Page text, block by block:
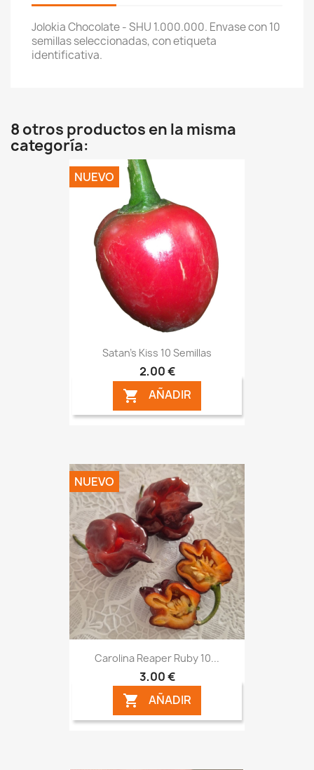
Jolokia Chocolate - SHU 1.000.000. Envase con 10
semillas seleccionadas, con etiqueta
identificativa.
8 otros productos en la misma
categoría:
Satan's Kiss 10 Semillas
2,00 €
 AÑADIR
NUEVO
Carolina Reaper Ruby 10...
3,00 €
 AÑADIR
NUEVO